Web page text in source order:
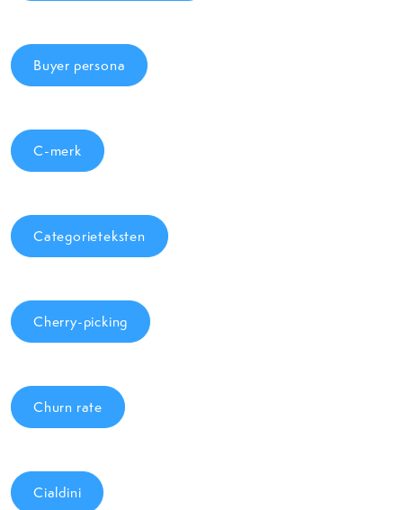
Buyer persona
C-merk
Categorieteksten
Cherry-picking
Churn rate
Cialdini